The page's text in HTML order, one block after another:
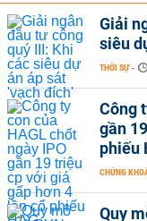
Giải
siêu
THỜI SỰ -
Công
gần
phiếu
CHỨNG
Quy